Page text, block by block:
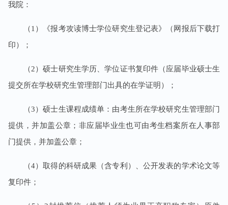
我院：
（1）《报考攻读博士学位研究生登记表》（网报后下载打
印）；
（2）硕士研究生学历、学位证书复印件（应届毕业硕士生
提交所在学校研究生管理部门出具的在学证明）；
（3）硕士生课程成绩单：由考生所在学校研究生管理部门
提供，并加盖公章；非应届毕业生也可由考生档案所在人事部
门提供，并加盖公章；
（4）取得的科研成果（含专利）、公开发表的学术论文等
复印件；